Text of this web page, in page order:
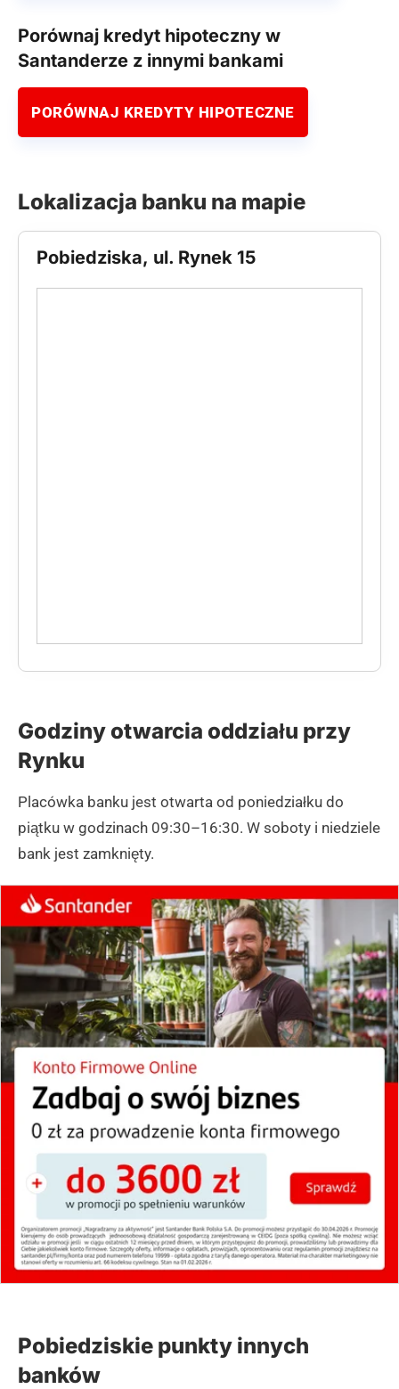
Porównaj kredyt hipoteczny w
Santanderze z innymi bankami
PORÓWNAJ KREDYTY HIPOTECZNE
Lokalizacja banku na mapie
Pobiedziska, ul. Rynek 15
Godziny otwarcia oddziału przy
Rynku
Placówka banku jest otwarta od poniedziałku do
piątku w godzinach 09:30–16:30. W soboty i niedziele
bank jest zamknięty.
Pobiedziskie punkty innych
banków